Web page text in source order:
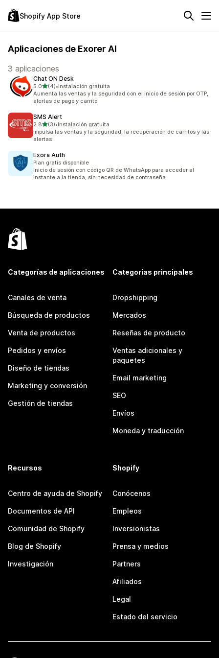
Shopify App Store
Aplicaciones de Exorer AI
3 aplicaciones
Chat ON Desk
5.0de 5 estrellas
(4)
4 reseñas en total
•Instalación gratuita
Aumenta las ventas y la seguridad con el inicio de sesión por OTP,
alertas de pago y carrito
SMS Alert
2.8de 5 estrellas
(3)
3 reseñas en total
•Instalación gratuita
Impulsa las ventas y la seguridad, la recuperación de carritos y las
alertas
Exora Auth
Plan gratis disponible
Inicio de sesión con código QR de WhatsApp para acceder al
instante a la tienda, sin necesidad de contraseña
Categorías de aplicaciones
Canales de venta
Búsqueda de productos
Venta de productos
Pedidos y envíos
Diseño de tiendas
Marketing y conversión
Gestión de tiendas
Categorías principales
Dropshipping
Mercados
Reseñas de producto
Ventas adicionales y
paquetes
Email marketing
SEO
Envíos
Moneda y traducción
Recursos
Centro de ayuda de Shopify
Documentos de API
Comunidad de Shopify
Blog de Shopify
Investigación
Shopify
Conócenos
Empleos
Inversionistas
Prensa y medios
Partners
Afiliados
Legal
Estado del servicio